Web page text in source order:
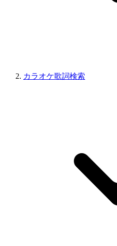
カラオケ歌詞検索